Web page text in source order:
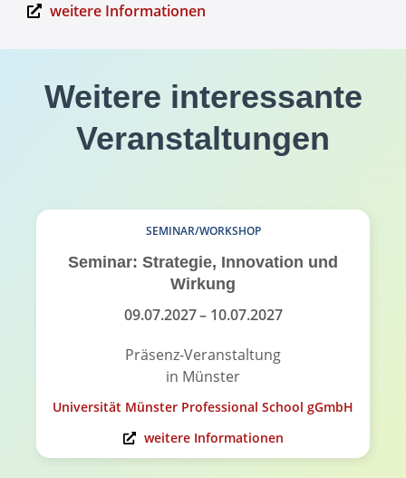
weitere Informationen
Weitere interessante
Veranstaltungen
SEMINAR/WORKSHOP
Seminar: Strategie, Innovation und
Wirkung
09.07.2027– 10.07.2027
Präsenz-Veranstaltung
in Münster
Universität Münster Professional School gGmbH
weitere Informationen